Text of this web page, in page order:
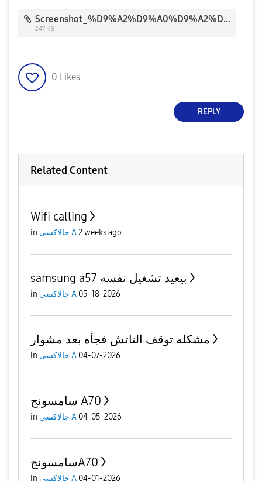
Screenshot_%D9%A2%D9%A0%D9%A2%D9%A0%D9%A0%D9%A5%D9%A1%D9%A2-%D9%A1%D9%A4%D9%A3%D9%A9%D9%A3%D9%A1_Software%20update.jpg
247 KB
0 Likes
REPLY
Related Content
Wifi calling
in جالاكسى A2 weeks ago
samsung a57 بيعيد تشغيل نفسه
in جالاكسى A 05-18-2026
مشكله توقف التاتش فجأه بعد مشوار
in جالاكسى A 04-07-2026
سامسونج A70
in جالاكسى A 04-05-2026
سامسونجA70
in جالاكسى A 04-01-2026